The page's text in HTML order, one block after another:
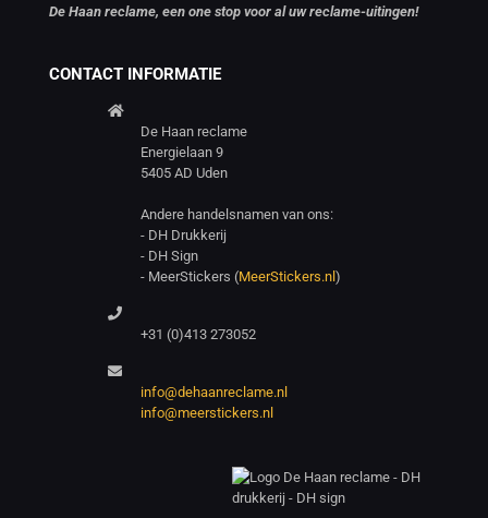
De Haan reclame, een one stop voor al uw reclame-uitingen!
CONTACT INFORMATIE
De Haan reclame
Energielaan 9
5405 AD Uden
Andere handelsnamen van ons:
- DH Drukkerij
- DH Sign
- MeerStickers (MeerStickers.nl )
+31 (0)413 273052
info@dehaanreclame.nl
info@meerstickers.nl